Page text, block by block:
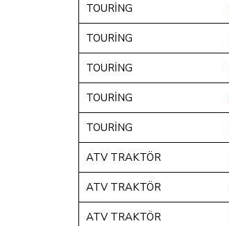
TOURİNG
TOURİNG
TOURİNG
TOURİNG
TOURİNG
ATV TRAKTÖR
ATV TRAKTÖR
ATV TRAKTÖR